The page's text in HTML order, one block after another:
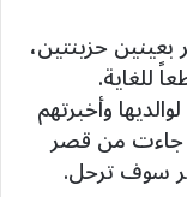
حزينتين،
للغاية.
وأخبرتهم
جاءت من قصر
سوف ترحل.